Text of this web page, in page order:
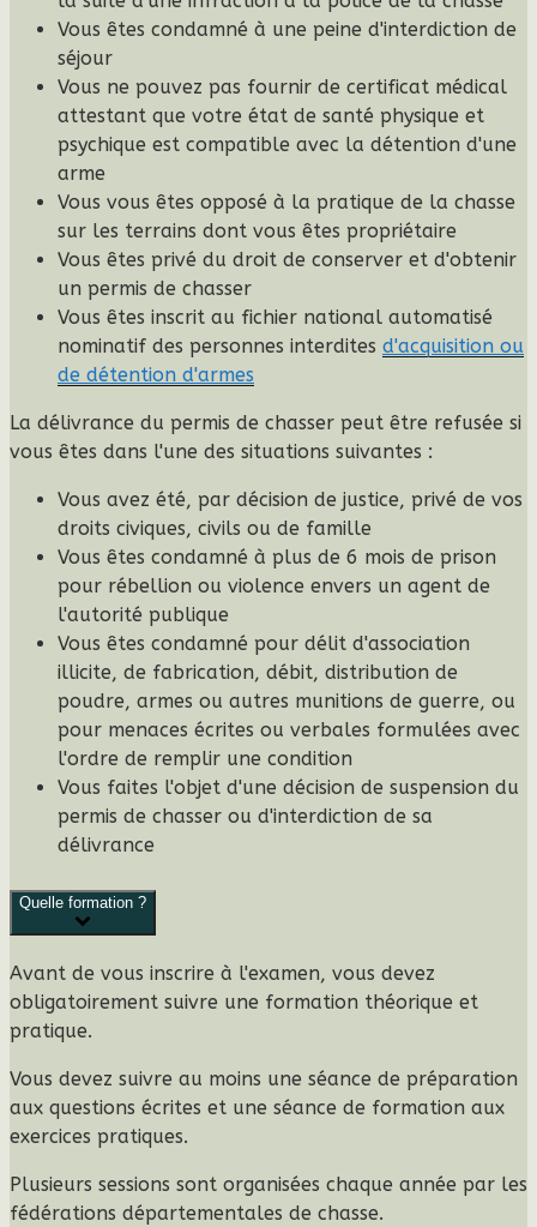
Vous êtes condamné à une peine d'interdiction de
séjour
Vous ne pouvez pas fournir de certificat médical
attestant que votre état de santé physique et
psychique est compatible avec la détention d'une
arme
Vous vous êtes opposé à la pratique de la chasse
sur les terrains dont vous êtes propriétaire
Vous êtes privé du droit de conserver et d'obtenir
un permis de chasser
Vous êtes inscrit au fichier national automatisé
nominatif des personnes interdites d'acquisition ou
de détention d'armes
La délivrance du permis de chasser peut être refusée si
vous êtes dans l'une des situations suivantes :
Vous avez été, par décision de justice, privé de vos
droits civiques, civils ou de famille
Vous êtes condamné à plus de 6 mois de prison
pour rébellion ou violence envers un agent de
l'autorité publique
Vous êtes condamné pour délit d'association
illicite, de fabrication, débit, distribution de
poudre, armes ou autres munitions de guerre, ou
pour menaces écrites ou verbales formulées avec
l'ordre de remplir une condition
Vous faites l'objet d'une décision de suspension du
permis de chasser ou d'interdiction de sa
délivrance
Quelle formation ?
Avant de vous inscrire à l'examen, vous devez
obligatoirement suivre une formation théorique et
pratique.
Vous devez suivre au moins une séance de préparation
aux questions écrites et une séance de formation aux
exercices pratiques.
Plusieurs sessions sont organisées chaque année par les
fédérations départementales de chasse.